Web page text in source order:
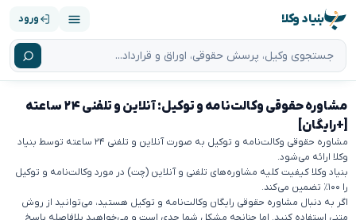
بنیاد وکلا ورود
مشاوره حقوقی وکالت‌نامه و توکیل: آنلاین و تلفنی ۲۴ ساعته
[+رایگان]
مشاوره حقوقی وکالت‌نامه و توکیل به صورت آنلاین و تلفنی ۲۴ ساعته توسط بنیاد
وکلا ارائه می‌شود.
بنیاد وکلا کیفیت کلیه مشاوره‌های تلفنی و آنلاین (چت) در مورد وکالت‌نامه و توکیل
را ۱۰۰٪ تضمین می‌کند.
اگر به دنبال مشاوره حقوقی رایگان وکالت‌نامه و توکیل هستید، می‌توانید از روش